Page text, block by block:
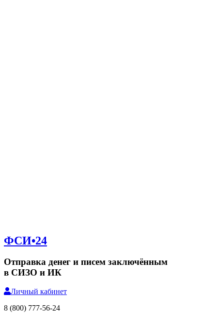
ФСИ•24
Отправка денег и писем заключённым
в СИЗО и ИК
Личный кабинет
8 (800) 777-56-24